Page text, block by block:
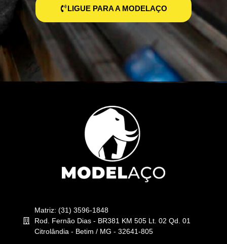
LIGUE PARA A MODELAÇO
Matriz: (31) 3596-1848
Rod. Fernão Dias - BR381 KM 505 Lt. 02 Qd. 01
Citrolândia - Betim / MG - 32641-805